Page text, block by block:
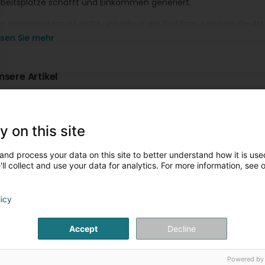
schafft und Einkommen generiert.
ist es von entscheidender Bedeutung, ein Gleichgewicht
Sie mehr
Artikel
on this site
process your data on this site to better understand how it is
collect and use your data for analytics. For more information, see
Accept Decline
Powered by